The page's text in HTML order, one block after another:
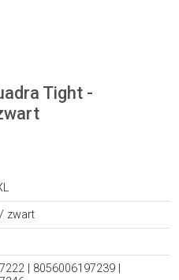
Tight -
zwart
| 8056006197239 |